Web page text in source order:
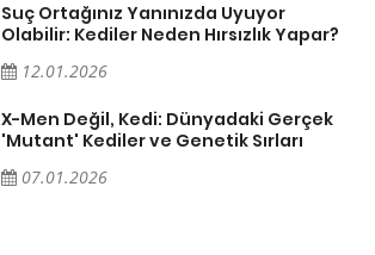
Suç Ortağınız Yanınızda Uyuyor
Olabilir: Kediler Neden Hırsızlık Yapar?
12.01.2026
X-Men Değil, Kedi: Dünyadaki Gerçek
'Mutant' Kediler ve Genetik Sırları
07.01.2026